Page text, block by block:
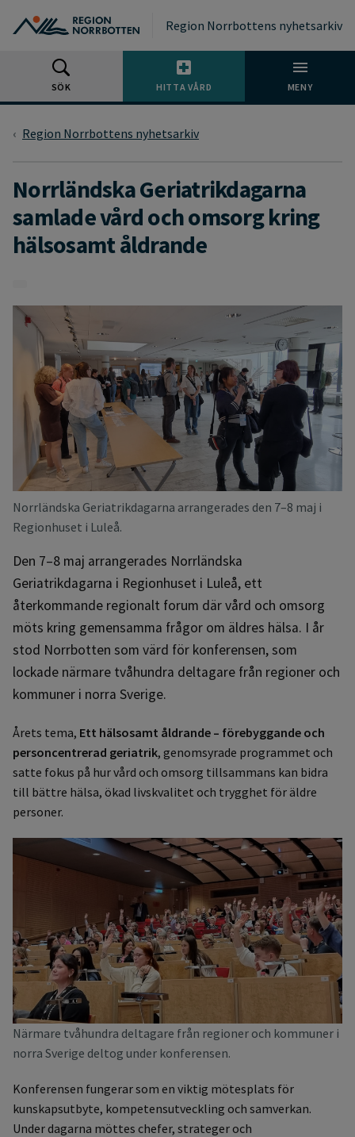
Region Norrbottens nyhetsarkiv
SÖK HITTA VÅRD MENY
Region Norrbottens nyhetsarkiv
Norrländska Geriatrikdagarna
samlade vård och omsorg kring
hälsosamt åldrande
Norrländska Geriatrikdagarna arrangerades den 7–8 maj i
Regionhuset i Luleå.
Den 7–8 maj arrangerades Norrländska
Geriatrikdagarna i Regionhuset i Luleå, ett
återkommande regionalt forum där vård och omsorg
möts kring gemensamma frågor om äldres hälsa. I år
stod Norrbotten som värd för konferensen, som
lockade närmare tvåhundra deltagare från regioner och
kommuner i norra Sverige.
Årets tema, Ett hälsosamt åldrande – förebyggande och
personcentrerad geriatrik, genomsyrade programmet och
satte fokus på hur vård och omsorg tillsammans kan bidra
till bättre hälsa, ökad livskvalitet och trygghet för äldre
personer.
Närmare tvåhundra deltagare från regioner och kommuner i
norra Sverige deltog under konferensen.
Konferensen fungerar som en viktig mötesplats för
kunskapsutbyte, kompetensutveckling och samverkan.
Under dagarna möttes chefer, strateger och